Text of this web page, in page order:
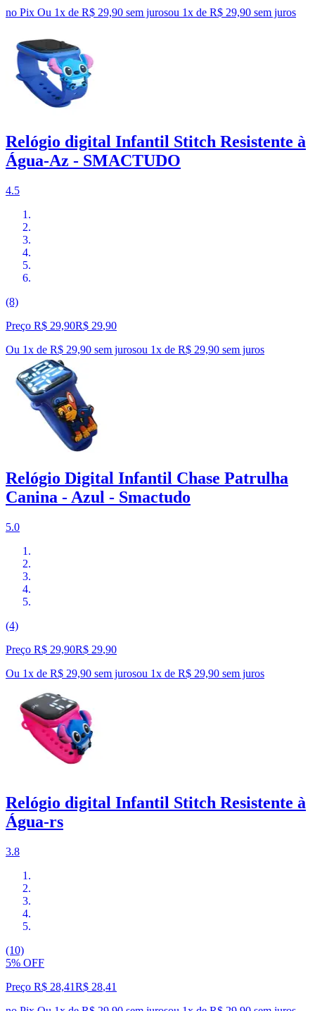
no Pix Ou 1x de R$ 29,90 sem jurosou 1x de R$ 29,90 sem juros
Relógio digital Infantil Stitch Resistente à
Água-Az - SMACTUDO
4.5
(8)
Preço R$ 29,90R$ 29,90
Ou 1x de R$ 29,90 sem jurosou 1x de R$ 29,90 sem juros
Relógio Digital Infantil Chase Patrulha
Canina - Azul - Smactudo
5.0
(4)
Preço R$ 29,90R$ 29,90
Ou 1x de R$ 29,90 sem jurosou 1x de R$ 29,90 sem juros
Relógio digital Infantil Stitch Resistente à
Água-rs
3.8
(10)
5% OFF
Preço R$ 28,41R$ 28,41